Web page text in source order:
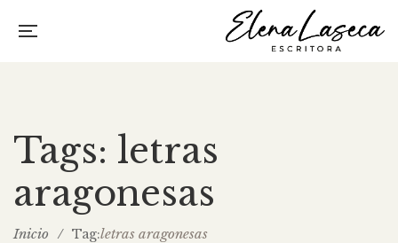
Tags: letras
aragonesas
Inicio / Tag:letras aragonesas